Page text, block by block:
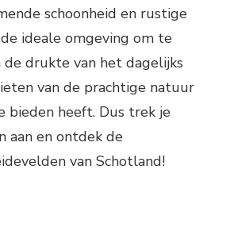
schoonheid en rustige
ideale omgeving om te
de drukte van het dagelijks
van de prachtige natuur
bieden heeft. Dus trek je
aan en ontdek de
van Schotland!